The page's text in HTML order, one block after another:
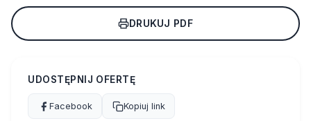
DRUKUJ PDF
UDOSTĘPNIJ OFERTĘ
Facebook Kopiuj link